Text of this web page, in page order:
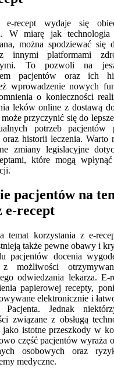
e-recept wydaje się
W miarę jak technologia
można spodziewać się
innymi platformami
To pozwoli na
pacjentów oraz ich
wprowadzenie nowych
o konieczności
leków online z dostawą
przyczynić się do
potrzeb pacjentów
oraz historii leczenia. Warto
zmiany legislacyjne
które mogą
pacjentów na
e-recept
temat korzystania z e-
także pewne obawy i
pacjentów docenia
z możliwości
odwiedzania lekarza. E-
papierowej recepty,
elektronicznie i
Pacjenta. Jednak
związane z obsługą
jako istotne przeszkody w
część pacjentów wyraża
osobowych oraz
medyczne.